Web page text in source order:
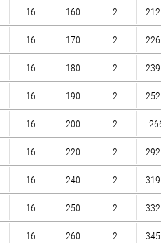
16 160 2
16 170 2
16 180 2
16 190 2
16 200 2
16 220 2
16 240 2
16 250 2
16 260 2